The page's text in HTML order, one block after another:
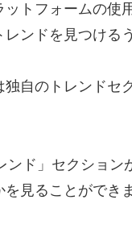
トフォームの使
ンドを見つける
自のトレンドセ
ンド」セクショ
見ることができ